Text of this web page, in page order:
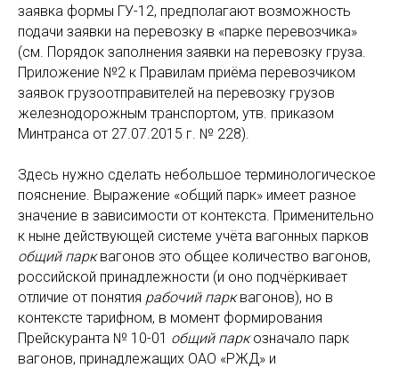
заявка формы ГУ-12, предполагают возможность
подачи заявки на перевозку в «парке перевозчика»
(см. Порядок заполнения заявки на перевозку груза.
Приложение №2 к Правилам приёма перевозчиком
заявок грузоотправителей на перевозку грузов
железнодорожным транспортом, утв. приказом
Минтранса от 27.07.2015 г. № 228).
Здесь нужно сделать небольшое терминологическое
пояснение. Выражение «общий парк» имеет разное
значение в зависимости от контекста. Применительно
к ныне действующей системе учёта вагонных парков
общий парквагонов это общее количество вагонов,
российской принадлежности (и оно подчёркивает
отличие от понятия рабочий парквагонов), но в
контексте тарифном, в момент формирования
Прейскуранта № 10-01 общий паркозначало парк
вагонов, принадлежащих ОАО «РЖД» и